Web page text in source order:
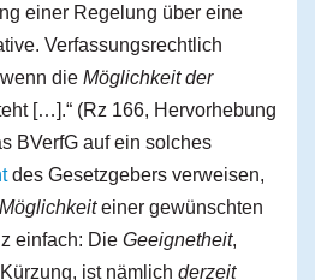
einer Regelung über eine
Verfassungsrechtlich
die Möglichkeit der
[…].“ (Rz 166, Hervorhebung
BVerfG auf ein solches
des Gesetzgebers verweisen,
Möglichkeiteiner gewünschten
einfach: Die Geeignetheit,
ist nämlich derzeit